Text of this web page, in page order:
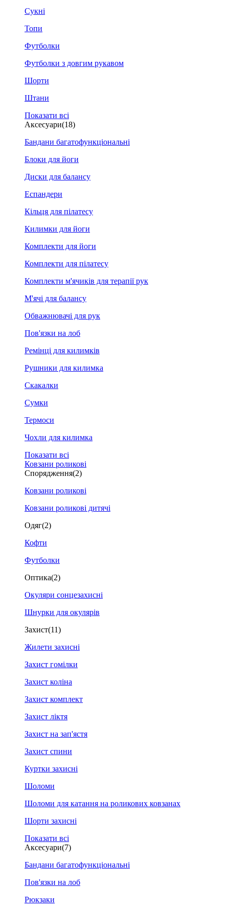
Сукні
Топи
Футболки
Футболки з довгим рукавом
Шорти
Штани
Показати всі
Аксесуари(18)
Бандани багатофункціональні
Блоки для йоги
Диски для балансу
Еспандери
Кільця для пілатесу
Килимки для йоги
Комплекти для йоги
Комплекти для пілатесу
Комплекти м'ячиків для терапії рук
М'ячі для балансу
Обважнювачі для рук
Пов'язки на лоб
Ремінці для килимків
Рушники для килимка
Скакалки
Сумки
Термоси
Чохли для килимка
Показати всі
Ковзани роликові
Спорядження(2)
Ковзани роликові
Ковзани роликові дитячі
Одяг(2)
Кофти
Футболки
Оптика(2)
Окуляри сонцезахисні
Шнурки для окулярів
Захист(11)
Жилети захисні
Захист гомілки
Захист коліна
Захист комплект
Захист ліктя
Захист на зап'ястя
Захист спини
Куртки захисні
Шоломи
Шоломи для катання на роликових ковзанах
Шорти захисні
Показати всі
Аксесуари(7)
Бандани багатофункціональні
Пов'язки на лоб
Рюкзаки